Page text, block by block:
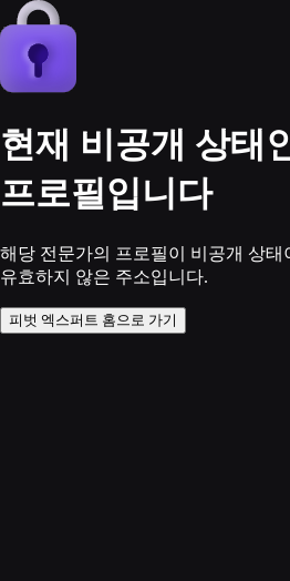
현재 비공개 상태
프로필입니다
해당 전문가의 프로필이 비공개 상태
유효하지 않은 주소입니다.
피벗 엑스퍼트 홈으로 가기